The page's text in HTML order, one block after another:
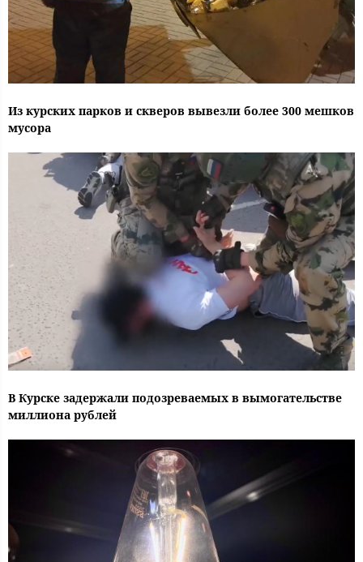
Из курских парков и скверов вывезли более 300 мешков
мусора
В Курске задержали подозреваемых в вымогательстве
миллиона рублей